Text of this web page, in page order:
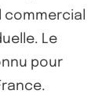
Le
pour